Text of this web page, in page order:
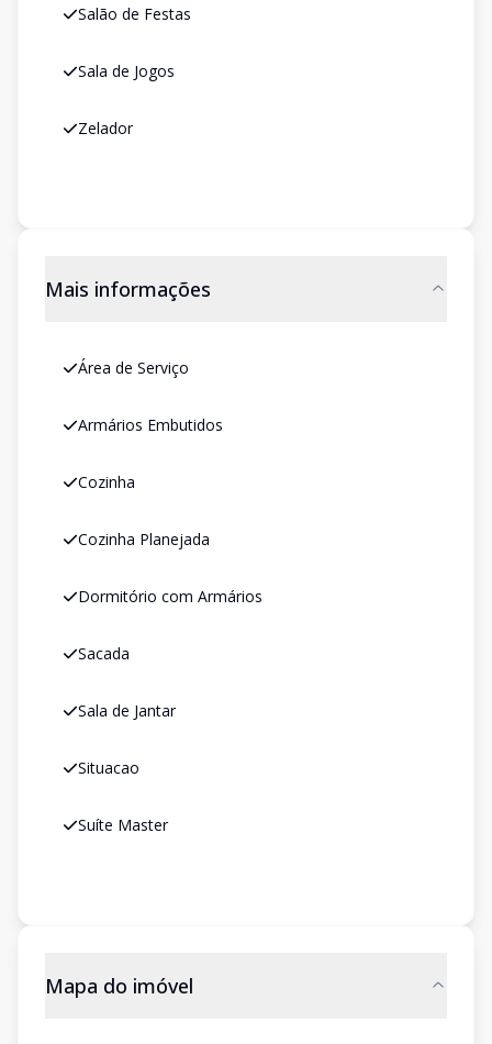
Salão de Festas
Sala de Jogos
Zelador
Mais informações
Área de Serviço
Armários Embutidos
Cozinha
Cozinha Planejada
Dormitório com Armários
Sacada
Sala de Jantar
Situacao
Suíte Master
Mapa do imóvel